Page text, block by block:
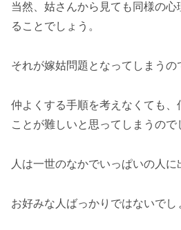
当然、姑さんから見ても同様の
ることでしょう。
それが嫁姑問題となってしまうの
仲よくする手順を考えなくても、
ことが難しいと思ってしまうので
人は一世のなかでいっぱいの人に
お好みな人ばっかりではないでし